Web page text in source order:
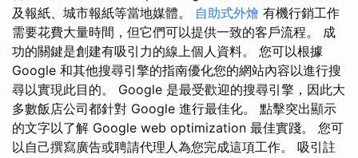
及報紙、城市報紙等當地媒體。 自助式外燴 有機行銷工作
需要花費大量時間，但它們可以提供一致的客戶流程。 成
功的關鍵是創建有吸引力的線上個人資料。 您可以根據
Google 和其他搜尋引擎的指南優化您的網站內容以進行搜
尋以實現此目的。 Google 是最受歡迎的搜尋引擎，因此大
多數飯店公司都針對 Google 進行最佳化。 點擊突出顯示
的文字以了解 Google web optimization 最佳實踐。 您可
以自己撰寫廣告或聘請代理人為您完成這項工作。 吸引註